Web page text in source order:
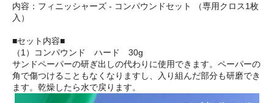
内容：フィニッシャーズ - コンパウンドセット （専用クロス1枚
入）
■セット内容■
（1）コンパウンド ハード 30g
サンドペーパーの研ぎ出しの代わりに使用できます。ペーパーの
角で傷つけることもなくなりますし、入り組んだ部分も研磨でき
ます。乾燥したら水で戻ります。